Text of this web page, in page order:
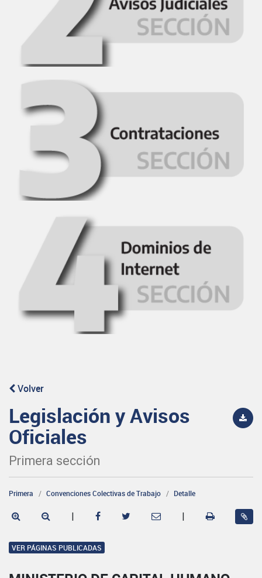
Volver
Legislación y Avisos
Oficiales
Primera sección
Primera Convenciones Colectivas de Trabajo Detalle
| |
VER PÁGINAS PUBLICADAS